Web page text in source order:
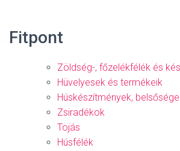
Fitpont
Zöldség-, főzelékfélék és
Hüvelyesek és termékeik
Húskészítmények,
Zsiradékok
Tojás
Húsfélék